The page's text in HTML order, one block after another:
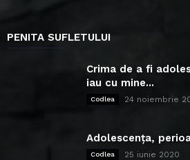
PENITA SUFLETULUI
Crima de a fi
iau cu mine...
Codlea 24 noiembrie
Adolescența,
Codlea 25 iunie 2020